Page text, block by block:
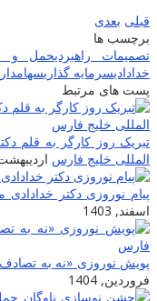
قبلی بعدی
برچسب ها
تصمیمات راهبردیحمل و
خدادادیسرمایه گذاری
پست های مرتبط
تبریک روز کارگر به قلم
المللی خلیج فارس اردیبهشت,
پیام نوروزی دکتر
اسفند, 1403
پویش نوروزی «نه به
فروردین, 1404